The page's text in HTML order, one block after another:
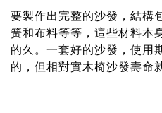
要製作出完整的沙發，結構
簧和布料等等，這些材料本
的久。一套好的沙發，使用
的，但相對實木椅沙發壽命